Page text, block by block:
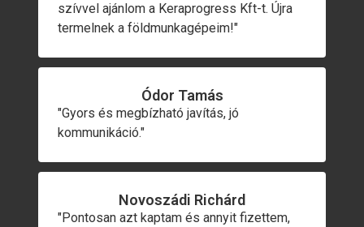
szívvel ajánlom a Keraprogress Kft-t. Újra
termelnek a földmunkagépeim!"
Ódor Tamás
"Gyors és megbízható javítás, jó
kommunikáció."
Novoszádi Richárd
"Pontosan azt kaptam és annyit fizettem,